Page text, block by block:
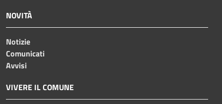
NOVITÀ
Notizie
Comunicati
Avvisi
VIVERE IL COMUNE